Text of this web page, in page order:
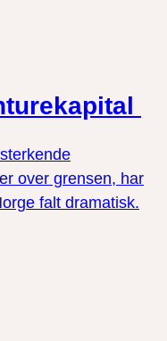
over grensen, har
falt dramatisk.